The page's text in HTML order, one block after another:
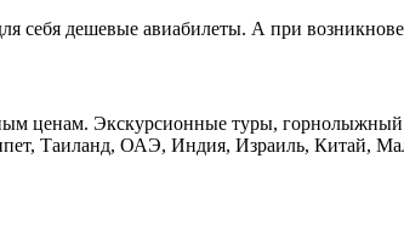
себя дешевые авиабилеты. А при
ценам. Экскурсионные туры, горнолыжный
Таиланд, ОАЭ, Индия, Израиль, Китай,